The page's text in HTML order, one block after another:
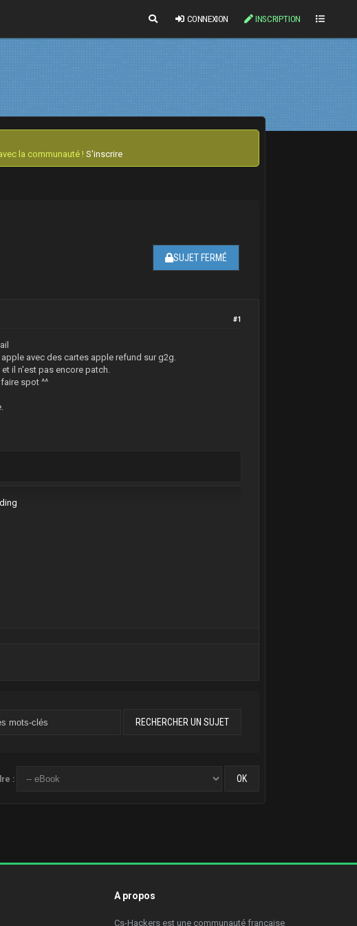
CONNEXION INSCRIPTION
la communauté !S'inscrire
SUJET FERMÉ
#1
avec des cartes apple refund sur g2g.
il n'est pas encore patch.
spot ^^
:
A propos
Cs-Hackers est une communauté francaise